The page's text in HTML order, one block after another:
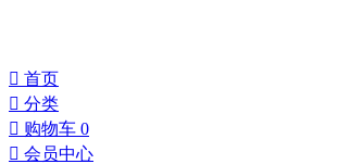
󰀁 首页
󰀂 分类
󰀄 购物车 0
󰀅 会员中心